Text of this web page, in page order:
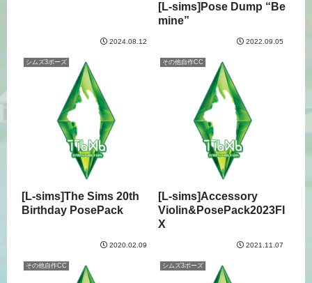
2024.08.12
[L-sims]Pose Dump “Be
mine”
2022.09.05
シムズ3ポーズ
[L-sims]The Sims 20th
Birthday PosePack
2020.02.09
その他自作CC
[L-sims]Accessory
Violin&PosePack2023FI
X
2021.11.07
その他自作CC シムズ3ポーズ